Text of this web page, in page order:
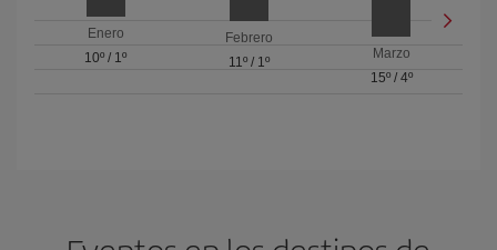
Enero
10º / 1º
Febrero
11º/ 1º
Marzo
15º/ 4º